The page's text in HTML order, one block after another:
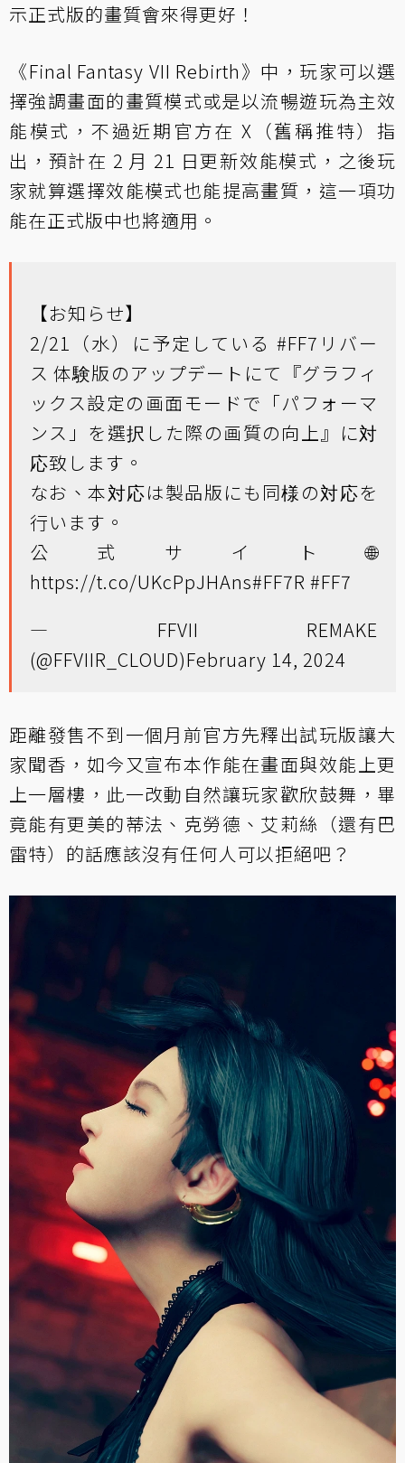
示正式版的畫質會來得更好！
《Final Fantasy VII Rebirth》中，玩家可以選
擇強調畫面的畫質模式或是以流暢遊玩為主效
能模式，不過近期官方在 X（舊稱推特）指
出，預計在 2 月 21 日更新效能模式，之後玩
家就算選擇效能模式也能提高畫質，這一項功
能在正式版中也將適用。
【お知らせ】
2/21（水）に予定している #FF7リバー
ス 体験版のアップデートにて『グラフィ
ックス設定の画面モードで「パフォーマ
ンス」を選択した際の画質の向上』に対
応致します。
なお、本対応は製品版にも同様の対応を
行います。
公式サイト🌐
https://t.co/UKcPpJHAns#FF7R #FF7
— FFVII REMAKE
(@FFVIIR_CLOUD)February 14, 2024
距離發售不到一個月前官方先釋出試玩版讓大
家聞香，如今又宣布本作能在畫面與效能上更
上一層樓，此一改動自然讓玩家歡欣鼓舞，畢
竟能有更美的蒂法、克勞德、艾莉絲（還有巴
雷特）的話應該沒有任何人可以拒絕吧？